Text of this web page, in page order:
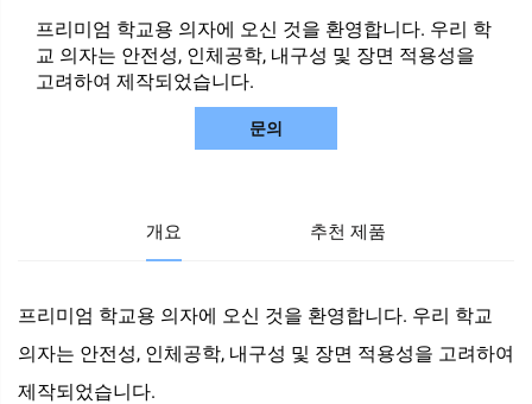
프리미엄 학교용 의자에 오신 것을 환영합니다. 우리 학
교 의자는 안전성, 인체공학, 내구성 및 장면 적용성을
고려하여 제작되었습니다.
문의
개요 추천 제품
프리미엄 학교용 의자에 오신 것을 환영합니다. 우리 학교
의자는 안전성, 인체공학, 내구성 및 장면 적용성을 고려하여
제작되었습니다.